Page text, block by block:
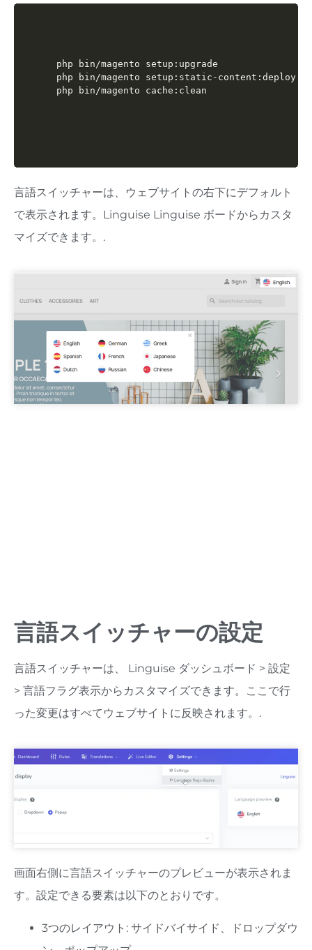
php bin/magento setup:upgrade
php bin/magento setup:static-content:deploy -f
php bin/magento cache:clean
言語スイッチャーは、ウェブサイトの右下にデフォルト
で表示されます。Linguise Linguise ボードからカスタ
マイズできます。.
言語スイッチャーの設定
言語スイッチャーは、 Linguise ダッシュボード > 設定
> 言語フラグ表示からカスタマイズできます。ここで行
った変更はすべてウェブサイトに反映されます。.
画面右側に言語スイッチャーのプレビューが表示されま
す。設定できる要素は以下のとおりです。
3つのレイアウト: サイドバイサイド、ドロップダウ